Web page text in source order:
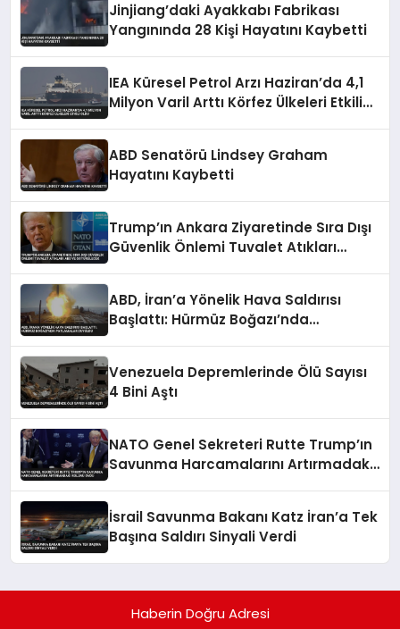
Jinjiang’daki Ayakkabı Fabrikası
Yangınında 28 Kişi Hayatını Kaybetti
IEA Küresel Petrol Arzı Haziran’da 4,1
Milyon Varil Arttı Körfez Ülkeleri Etkili
ABD Senatörü Lindsey Graham
Hayatını Kaybetti
Trump’ın Ankara Ziyaretinde Sıra Dışı
Güvenlik Önlemi Tuvalet Atıkları
ABD, İran’a Yönelik Hava Saldırısı
Başlattı: Hürmüz Boğazı’nda
Venezuela Depremlerinde Ölü Sayısı
4 Bini Aştı
NATO Genel Sekreteri Rutte Trump’ın
Savunma Harcamalarını Artırmadaki
İsrail Savunma Bakanı Katz İran’a Tek
Başına Saldırı Sinyali Verdi
Haberin Doğru Adresi